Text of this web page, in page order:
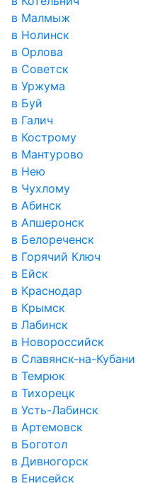
в Малмыж
в Нолинск
в Орлова
в Советск
в Уржума
в Буй
в Галич
в Кострому
в Мантурово
в Нею
в Чухлому
в Абинск
в Апшеронск
в Белореченск
в Горячий Ключ
в Ейск
в Краснодар
в Крымск
в Лабинск
в Новороссийск
в Славянск-на-Кубани
в Темрюк
в Тихорецк
в Усть-Лабинск
в Артемовск
в Боготол
в Дивногорск
в Енисейск